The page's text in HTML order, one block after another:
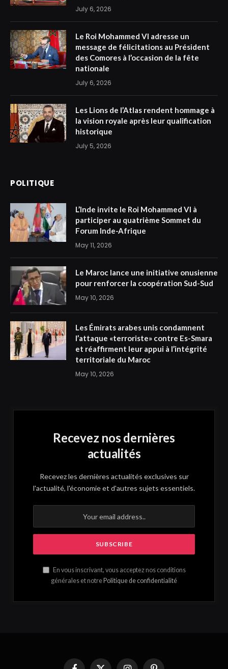
July 6, 2026
Le Roi Mohammed VI adresse un
message de félicitations au Président
des Comores à l’occasion de la fête
nationale
July 6, 2026
Les Lions de l’Atlas rendent hommage à
la vision royale après leur qualification
historique
July 5, 2026
POLITIQUE
L’Inde invite le Roi Mohammed VI à
participer au quatrième Sommet du
Forum Inde-Afrique
May 11, 2026
Le Maroc lance une initiative onusienne
pour renforcer la coopération Sud-Sud
May 10, 2026
Les Émirats arabes unis condamnent
l’attaque «terroriste» contre Es-Smara
et réaffirment leur appui à l’intégrité
territoriale du Maroc
May 10, 2026
Recevez nos dernières
actualités
Recevez les dernières actualités exclusives sur
l'actualité, l'économie et d'autres sujets essentiels.
En vous inscrivant, vous acceptez nos conditions
générales et notre Politique de confidentialité